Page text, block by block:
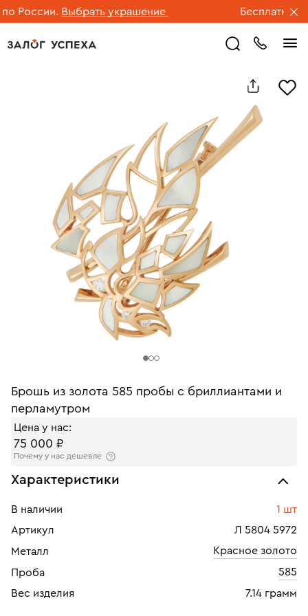
России. Выбрать украшение Бесплатная
Брошь из золота 585 пробы с бриллиантами и
перламутром
Цена у нас:
75 000 ₽
Почему у нас дешевле
Характеристики
В наличии
1 шт
Артикул
Л 5804 5972
Металл
Красное золото
Проба
585
Вес изделия
7.14 грамм